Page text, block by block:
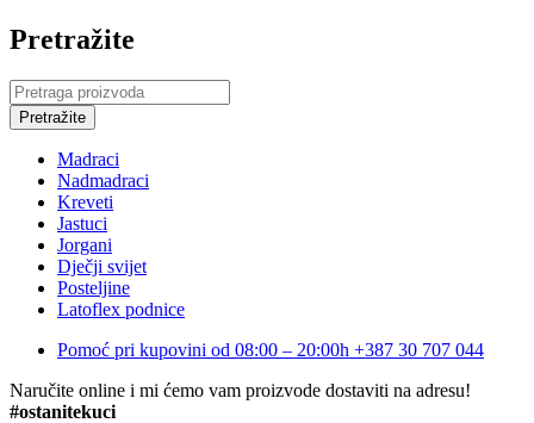
Pretražite
Madraci
Nadmadraci
Kreveti
Jastuci
Jorgani
Dječji svijet
Posteljine
Latoflex podnice
Pomoć pri kupovini od 08:00 – 20:00h +387 30 707 044
Naručite online i mi ćemo vam proizvode dostaviti na adresu!
#ostanitekuci